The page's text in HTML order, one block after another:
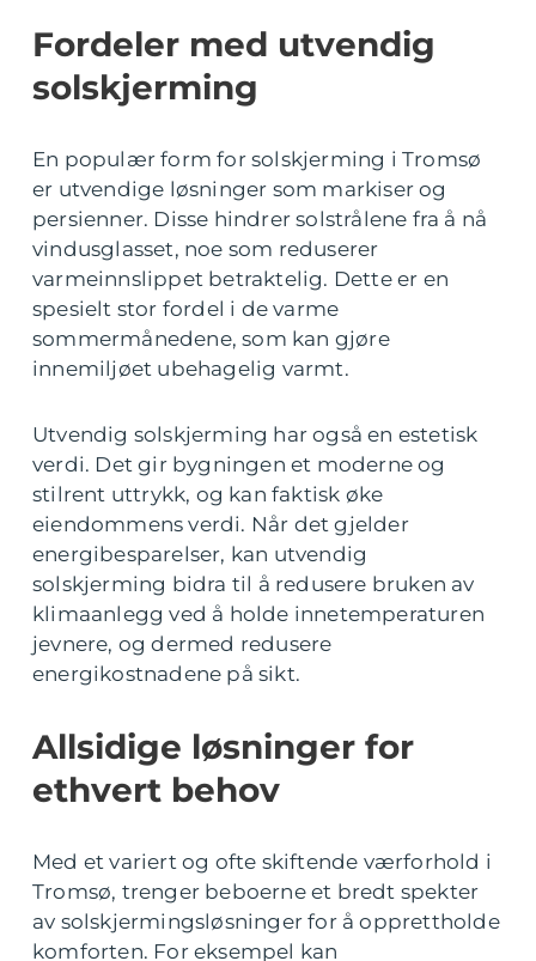
Fordeler med utvendig
solskjerming
En populær form for solskjerming i Tromsø
er utvendige løsninger som markiser og
persienner. Disse hindrer solstrålene fra å nå
vindusglasset, noe som reduserer
varmeinnslippet betraktelig. Dette er en
spesielt stor fordel i de varme
sommermånedene, som kan gjøre
innemiljøet ubehagelig varmt.
Utvendig solskjerming har også en estetisk
verdi. Det gir bygningen et moderne og
stilrent uttrykk, og kan faktisk øke
eiendommens verdi. Når det gjelder
energibesparelser, kan utvendig
solskjerming bidra til å redusere bruken av
klimaanlegg ved å holde innetemperaturen
jevnere, og dermed redusere
energikostnadene på sikt.
Allsidige løsninger for
ethvert behov
Med et variert og ofte skiftende værforhold i
Tromsø, trenger beboerne et bredt spekter
av solskjermingsløsninger for å opprettholde
komforten. For eksempel kan